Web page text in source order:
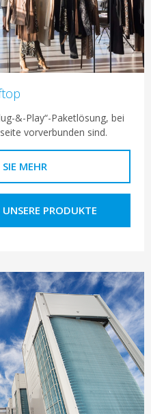
&-Play“-Paketlösung, bei
vorverbunden sind.
MEHR
PRODUKTE